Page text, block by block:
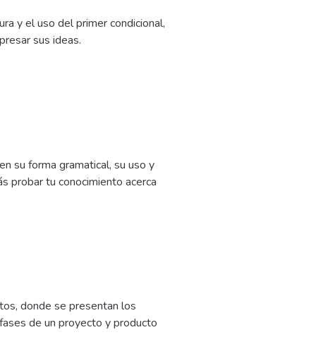
y el uso del primer condicional,
sus ideas.
su forma gramatical, su uso y
probar tu conocimiento acerca
donde se presentan los
de un proyecto y producto